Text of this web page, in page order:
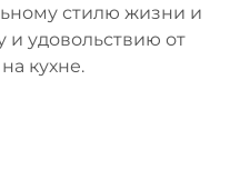
стилю жизни и
и удовольствию от
кухне.